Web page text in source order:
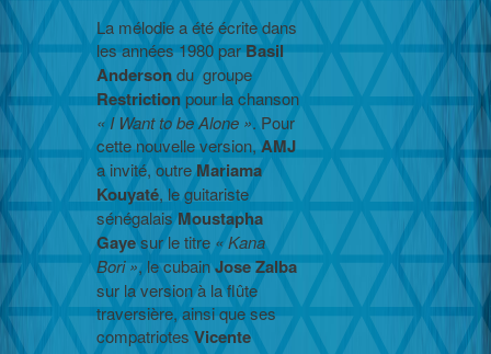
La mélodie a été écrite dans
les années 1980 parBasil
Andersondu groupe
Restrictionpour la chanson
« I Want to be Alone ». Pour
cette nouvelle version,AMJ
a invité, outreMariama
Kouyaté, le guitariste
sénégalaisMoustapha
Gayesur le titre « Kana
Bori », le cubainJose Zalba
sur la version à la flûte
traversière, ainsi que ses
compatriotesVicente